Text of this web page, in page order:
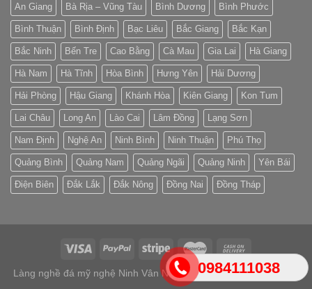
0984111038
An Giang Bà Rịa – Vũng Tàu Bình Dương Bình Phước
Bình Thuận Bình Định Bạc Liêu Bắc Giang Bắc Kạn
Bắc Ninh Bến Tre Cao Bằng Cà Mau Gia Lai Hà Giang
Hà Nam Hà Tĩnh Hòa Bình Hưng Yên Hải Dương
Hải Phòng Hậu Giang Khánh Hòa Kiên Giang Kon Tum
Lai Châu Long An Lào Cai Lâm Đồng Lạng Sơn
Nam Định Nghệ An Ninh Bình Ninh Thuận Phú Thọ
Quảng Bình Quảng Nam Quảng Ngãi Quảng Ninh Yên Bái
Điện Biên Đắk Lắk Đắk Nông Đồng Nai Đồng Tháp
Làng nghề đá mỹ nghệ Ninh Vân Ninh Bình 2026 ©Lăng mộ đá